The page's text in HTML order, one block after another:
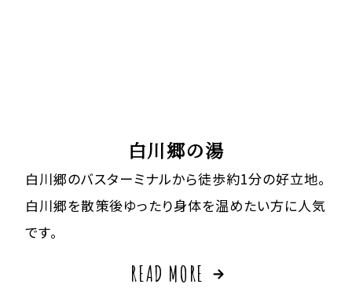
白川郷の湯
白川郷のバスターミナルから徒歩約1分の好立地。
白川郷を散策後ゆったり身体を温めたい方に人気
です。
READ MORE